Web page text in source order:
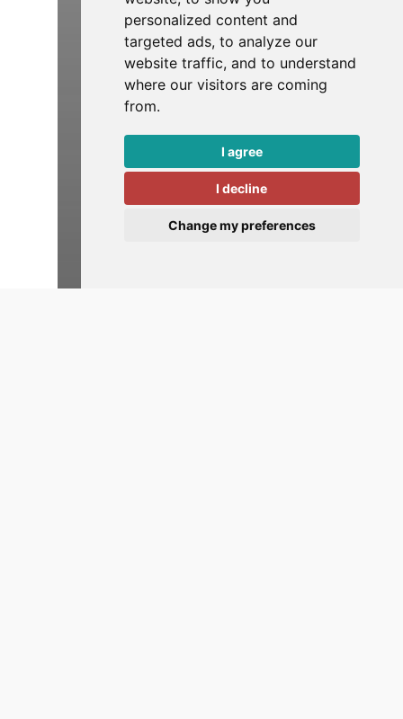
personalized content and
targeted ads, to analyze our
website traffic, and to understand
where our visitors are coming
from.
I agree
I decline
Change my preferences